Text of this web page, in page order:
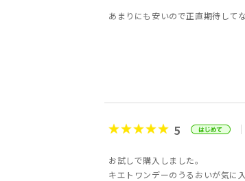
あまりにも安いので正直期待して
5
お試しで購入しました。
キエトワンデーのうるおいが気に